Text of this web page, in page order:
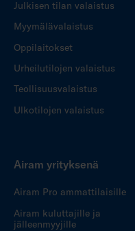
Julkisen tilan valaistus
Myymälävalaistus
Oppilaitokset
Urheilutilojen valaistus
Teollisuusvalaistus
Ulkotilojen valaistus
Airam yrityksenä
Airam Pro ammattilaisille
Airam kuluttajille ja
jälleenmyyjille